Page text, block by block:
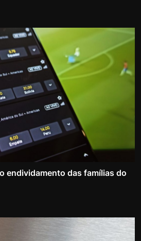
endividamento das famílias do